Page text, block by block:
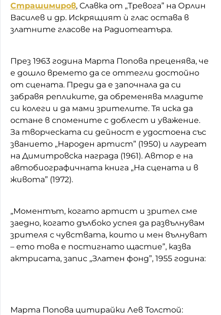
Страшимиров, Славка от „Тревога” на Орлин
Василев и др. Искрящият ѝ глас остава в
златните гласове на Радиотеатъра.
През 1963 година Марта Попова преценява, че
е дошло времето да се оттегли достойно
от сцената. Преди да е започнала да си
забравя репликите, да обременява младите
си колеги и да мами зрителите. Тя иска да
остане в спомените с доблест и уважение.
За творческата си дейност е удостоена със
званието „Народен артист” (1950) и лауреат
на Димитровска награда (1961). Автор е на
автобиографичната книга „На сцената и в
живота” (1972).
„Моментът, когато артист и зрител сме
заедно, когато дълбоко успея да развълнувам
зрителя с чувствата, които и мен вълнуват
– ето това е постигнато щастие”, казва
актрисата, запис „Златен фонд”, 1955 година:
Марта Попова цитирайки Лев Толстой: